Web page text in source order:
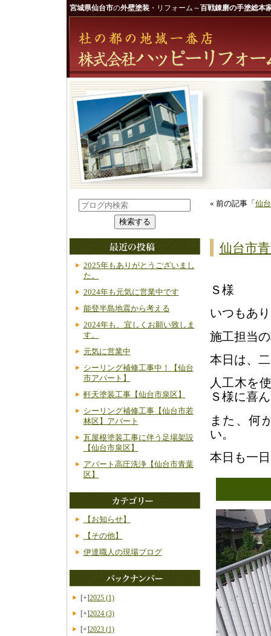
宮城県仙台市の外壁塗装 ・リフォーム～百戦錬磨の手塗総本
« 前の記事「 仙
仙台市
Ｓ様
いつもあ
施工担当
本日は、
人工木を
Ｓ様に喜
また、何
い。
本日も一
2025年もありがとうございまし
た。
2024年も元気に営業中です
能登半島地震から考える
2024年も、宜しくお願い致しま
す。
元気に営業中
シーリング補修工事中！【仙台
市アパート】
軒天塗装工事【仙台市泉区】
シーリング補修工事【仙台市若
林区】アパート
瓦屋根塗装工事に伴う足場架設
【仙台市泉区】
アパート高圧洗浄【仙台市青葉
区】
【お知らせ】
【その他】
伊達職人の現場ブログ
[+]2025 (1)
[+]2024 (3)
[+]2023 (1)